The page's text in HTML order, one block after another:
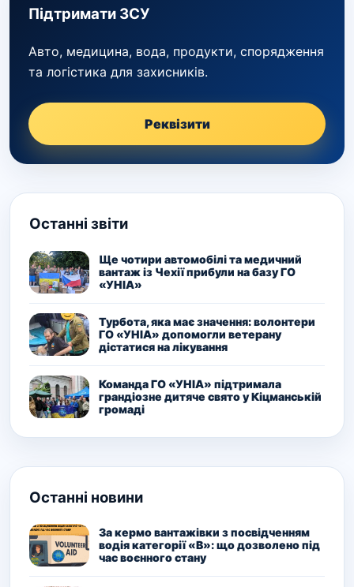
Підтримати ЗСУ
Авто, медицина, вода, продукти, спорядження
та логістика для захисників.
Реквізити
Останні звіти
Ще чотири автомобілі та медичний
вантаж із Чехії прибули на базу ГО
«УНІА»
Турбота, яка має значення: волонтери
ГО «УНІА» допомогли ветерану
дістатися на лікування
Команда ГО «УНІА» підтримала
грандіозне дитяче свято у Кіцманській
громаді
Останні новини
За кермо вантажівки з посвідченням
водія категорії «В»: що дозволено під
час воєнного стану